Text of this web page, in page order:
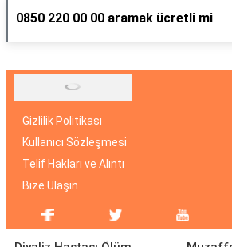
0850 220 00 00 aramak ücretli mi
Gizlilik Politikası
Kullanıcı Sözleşmesi
Telif Hakları ve Alıntı
Bize Ulaşın